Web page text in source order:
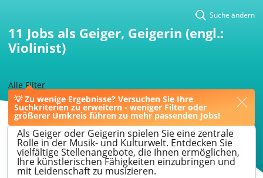
💡 Zu wenige Ergebnisse? Versuchen Sie Ihre
Suchkriterien zu erweitern - weniger Filter oder
größerer Umkreis führen zu mehr passenden Jobs!
Alle Filter
Suche ändern
11 Jobs als Geiger, Geigerin (engl.:
Violinist)
> Eschborn > Geiger
Als Geiger oder Geigerin spielen Sie eine zentrale
Rolle in der Musik- und Kulturwelt. Entdecken Sie
vielfältige Stellenangebote, die Ihnen ermöglichen,
Ihre künstlerischen Fähigkeiten einzubringen und
mit Leidenschaft zu musizieren.